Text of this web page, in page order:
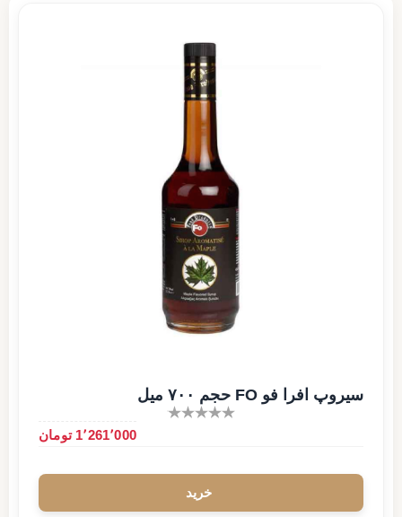
سیروپ افرا فو FO حجم ۷۰۰ میل
1٬261٬000 تومان